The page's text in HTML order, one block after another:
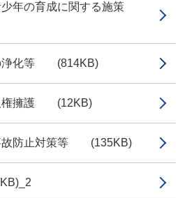
年の育成に関する施策
浄化等 (814KB)
権擁護 (12KB)
故防止対策等 (135KB)